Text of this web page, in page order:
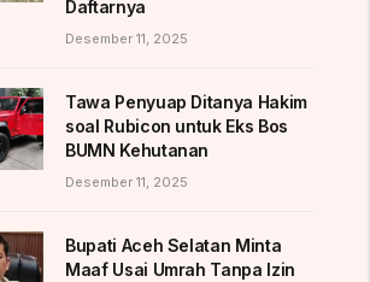
Daftarnya
Desember 11, 2025
Tawa Penyuap Ditanya Hakim
soal Rubicon untuk Eks Bos
BUMN Kehutanan
Desember 11, 2025
Bupati Aceh Selatan Minta
Maaf Usai Umrah Tanpa Izin